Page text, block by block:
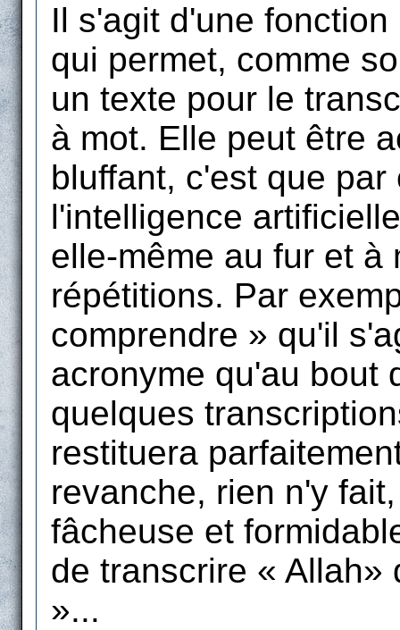
Il s'agit d'une
qui permet, comme
un texte pour le
à mot. Elle peut être
bluffant, c'est que
l'intelligence
elle-même au fur et à
répétitions. Par
comprendre » qu'il
acronyme qu'au bout
quelques
restituera
revanche, rien n'y
fâcheuse et
de transcrire « Allah»
»...